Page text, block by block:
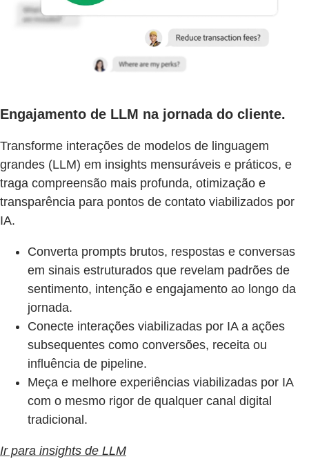
Engajamento de LLM na jornada do cliente.
Transforme interações de modelos de linguagem
grandes (LLM) em insights mensuráveis e práticos, e
traga compreensão mais profunda, otimização e
transparência para pontos de contato viabilizados por
IA.
Converta prompts brutos, respostas e conversas
em sinais estruturados que revelam padrões de
sentimento, intenção e engajamento ao longo da
jornada.
Conecte interações viabilizadas por IA a ações
subsequentes como conversões, receita ou
influência de pipeline.
Meça e melhore experiências viabilizadas por IA
com o mesmo rigor de qualquer canal digital
tradicional.
Ir para insights de LLM